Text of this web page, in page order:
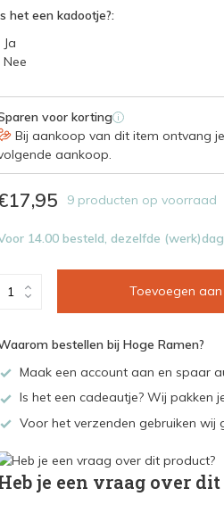
het een kadootje?:
Ja
Nee
voor korting i
Bij aankoop van dit item ontvang je
aankoop.
9 producten op voorraad
14.00 besteld, dezelfde
Toevoegen
bestellen bij Hoge Ramen?
Maak een account aan en spaar
Is het een cadeautje? Wij pakken
Voor het verzenden gebruiken wij
je een vraag over